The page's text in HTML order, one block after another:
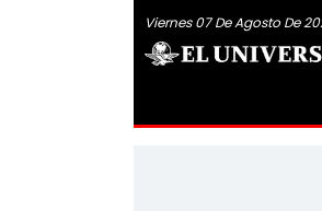
Viernes 07 De Agosto De